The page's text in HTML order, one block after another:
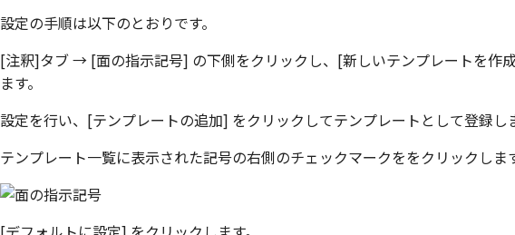
設定の手順は以下のとおりです。
[注釈]タブ → [面の指示記号] の下側をクリックし、[新しいテンプレートを作
ます。
設定を行い、[テンプレートの追加] をクリックしてテンプレートとして登録し
テンプレート一覧に表示された記号の右側のチェックマークををクリックしま